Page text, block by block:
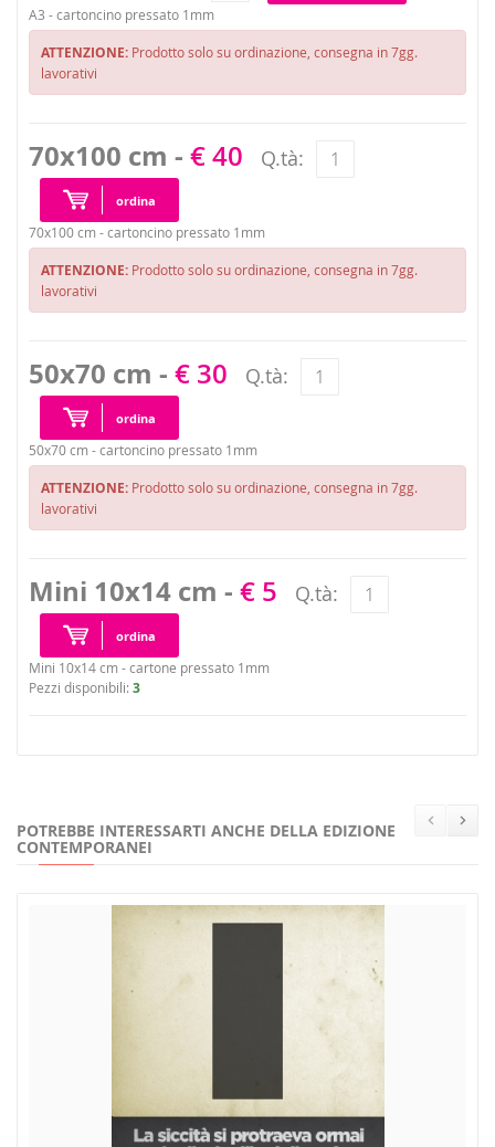
A3 - cartoncino pressato 1mm
ATTENZIONE: Prodotto solo su ordinazione, consegna in 7gg.
lavorativi
70x100 cm - € 40 Q.tà:
ordina
70x100 cm - cartoncino pressato 1mm
ATTENZIONE: Prodotto solo su ordinazione, consegna in 7gg.
lavorativi
50x70 cm - € 30 Q.tà:
ordina
50x70 cm - cartoncino pressato 1mm
ATTENZIONE: Prodotto solo su ordinazione, consegna in 7gg.
lavorativi
Mini 10x14 cm - € 5 Q.tà:
ordina
Mini 10x14 cm - cartone pressato 1mm
Pezzi disponibili: 3
POTREBBE INTERESSARTI ANCHE DELLA EDIZIONE
CONTEMPORANEI